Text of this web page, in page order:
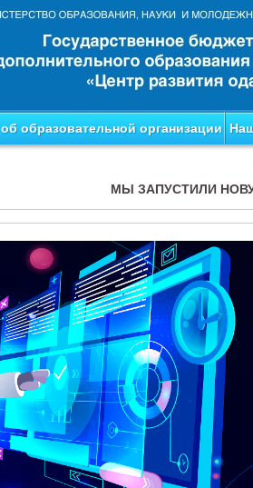
образовательной организации
МЫ ЗАПУСТИЛИ